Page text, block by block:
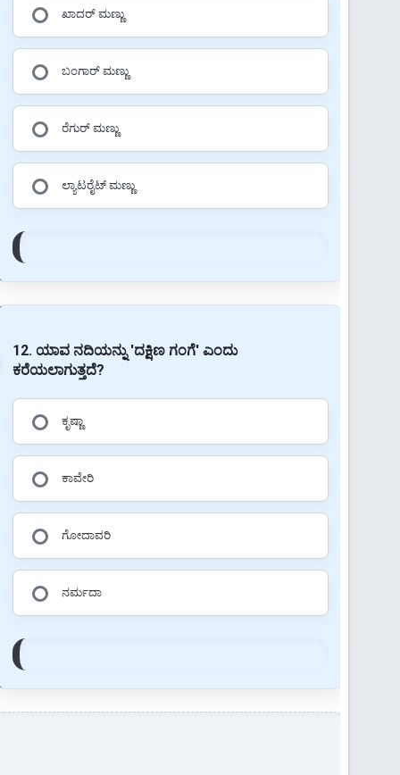
ಖಾದರ್ ಮಣ್ಣು
ಬಂಗಾರ್ ಮಣ್ಣು
ರೆಗುರ್ ಮಣ್ಣು
ಲ್ಯಾಟರೈಟ್ ಮಣ್ಣು
12. ಯಾವ ನದಿಯನ್ನು 'ದಕ್ಷಿಣ ಗಂಗೆ' ಎಂದು
ಕರೆಯಲಾಗುತ್ತದೆ?
ಕೃಷ್ಣಾ
ಕಾವೇರಿ
ಗೋದಾವರಿ
ನರ್ಮದಾ